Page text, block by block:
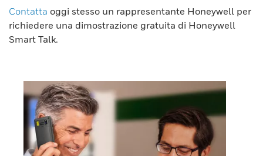
Contatta oggi stesso un rappresentante Honeywell per
richiedere una dimostrazione gratuita di Honeywell
Smart Talk.